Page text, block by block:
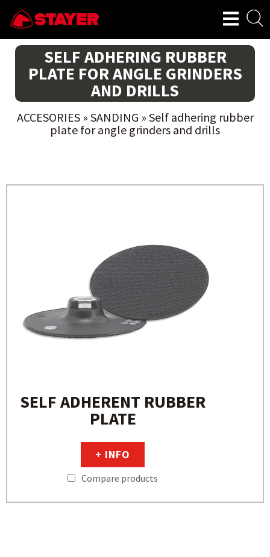
SELF ADHERING RUBBER
PLATE FOR ANGLE GRINDERS
AND DRILLS
ACCESORIES» SANDING » Self adhering rubber
plate for angle grinders and drills
SELF ADHERENT RUBBER
PLATE
+ INFO
Compare products